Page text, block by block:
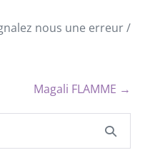
nous une erreur /
Magali FLAMME →